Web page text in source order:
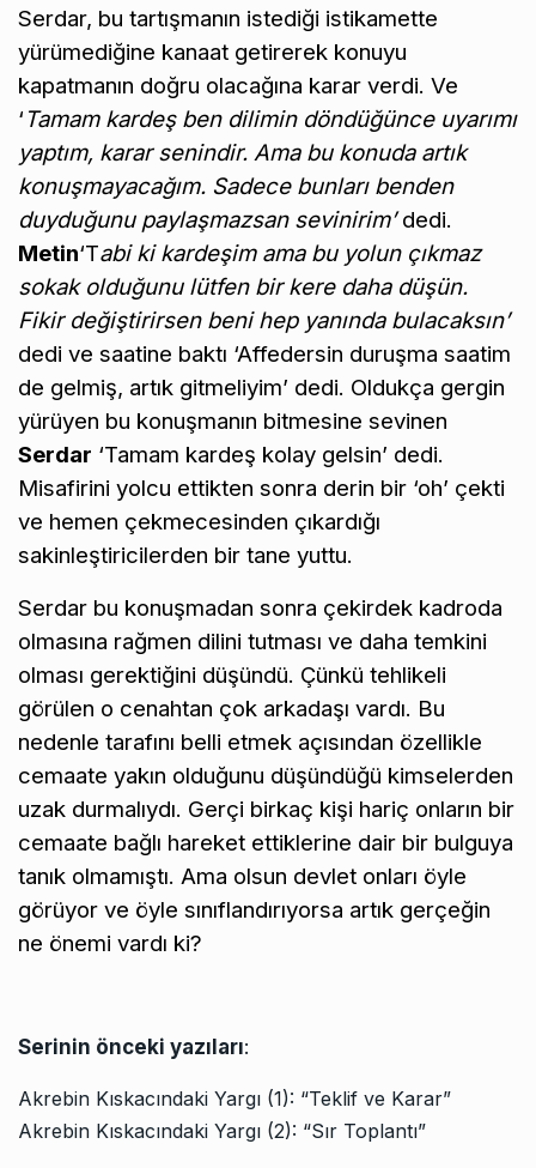
Serdar, bu tartışmanın istediği istikamette
yürümediğine kanaat getirerek konuyu
kapatmanın doğru olacağına karar verdi. Ve
‘ Tamam kardeş ben dilimin döndüğünce uyarımı
yaptım, karar senindir. Ama bu konuda artık
konuşmayacağım. Sadece bunları benden
duyduğunu paylaşmazsan sevinirim’dedi.
Metin‘Tabi ki kardeşim ama bu yolun çıkmaz
sokak olduğunu lütfen bir kere daha düşün.
Fikir değiştirirsen beni hep yanında bulacaksın’
dedi ve saatine baktı ‘Affedersin duruşma saatim
de gelmiş, artık gitmeliyim’ dedi. Oldukça gergin
yürüyen bu konuşmanın bitmesine sevinen
Serdar ‘Tamam kardeş kolay gelsin’ dedi.
Misafirini yolcu ettikten sonra derin bir ‘oh’ çekti
ve hemen çekmecesinden çıkardığı
sakinleştiricilerden bir tane yuttu.
Serdar bu konuşmadan sonra çekirdek kadroda
olmasına rağmen dilini tutması ve daha temkini
olması gerektiğini düşündü. Çünkü tehlikeli
görülen o cenahtan çok arkadaşı vardı. Bu
nedenle tarafını belli etmek açısından özellikle
cemaate yakın olduğunu düşündüğü kimselerden
uzak durmalıydı. Gerçi birkaç kişi hariç onların bir
cemaate bağlı hareket ettiklerine dair bir bulguya
tanık olmamıştı. Ama olsun devlet onları öyle
görüyor ve öyle sınıflandırıyorsa artık gerçeğin
ne önemi vardı ki?
Serinin önceki yazıları:
Akrebin Kıskacındaki Yargı (1): “Teklif ve Karar”
Akrebin Kıskacındaki Yargı (2): “Sır Toplantı”